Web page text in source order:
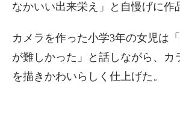
なかいい出来栄え」と自慢げに作
カメラを作った小学3年の女児は
が難しかった」と話しながら、カ
を描きかわいらしく仕上げた。